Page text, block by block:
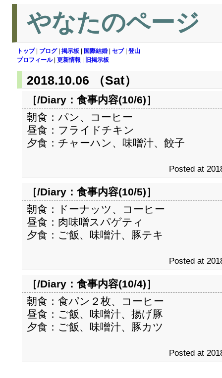
やなたのページ
トップ| ブログ| 掲示板 国際結婚 セブ| 登山
プロフィール| 更新情報 旧掲示板
2018.10.06 （Sat）
［/Diary： 食事内容(10/6)］
朝食：パン、コーヒー
昼食：フライドチキン
夕食：チャーハン、味噌汁、餃子
Posted at
［/Diary： 食事内容(10/5)］
朝食：ドーナッツ、コーヒー
昼食：肉味噌スパゲティ
夕食：ご飯、味噌汁、豚テキ
Posted at
［/Diary： 食事内容(10/4)］
朝食：食パン２枚、コーヒー
昼食：ご飯、味噌汁、揚げ豚
夕食：ご飯、味噌汁、豚カツ
Posted at